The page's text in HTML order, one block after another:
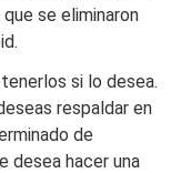
se eliminaron
si lo desea.
respaldar en
de
desea hacer una